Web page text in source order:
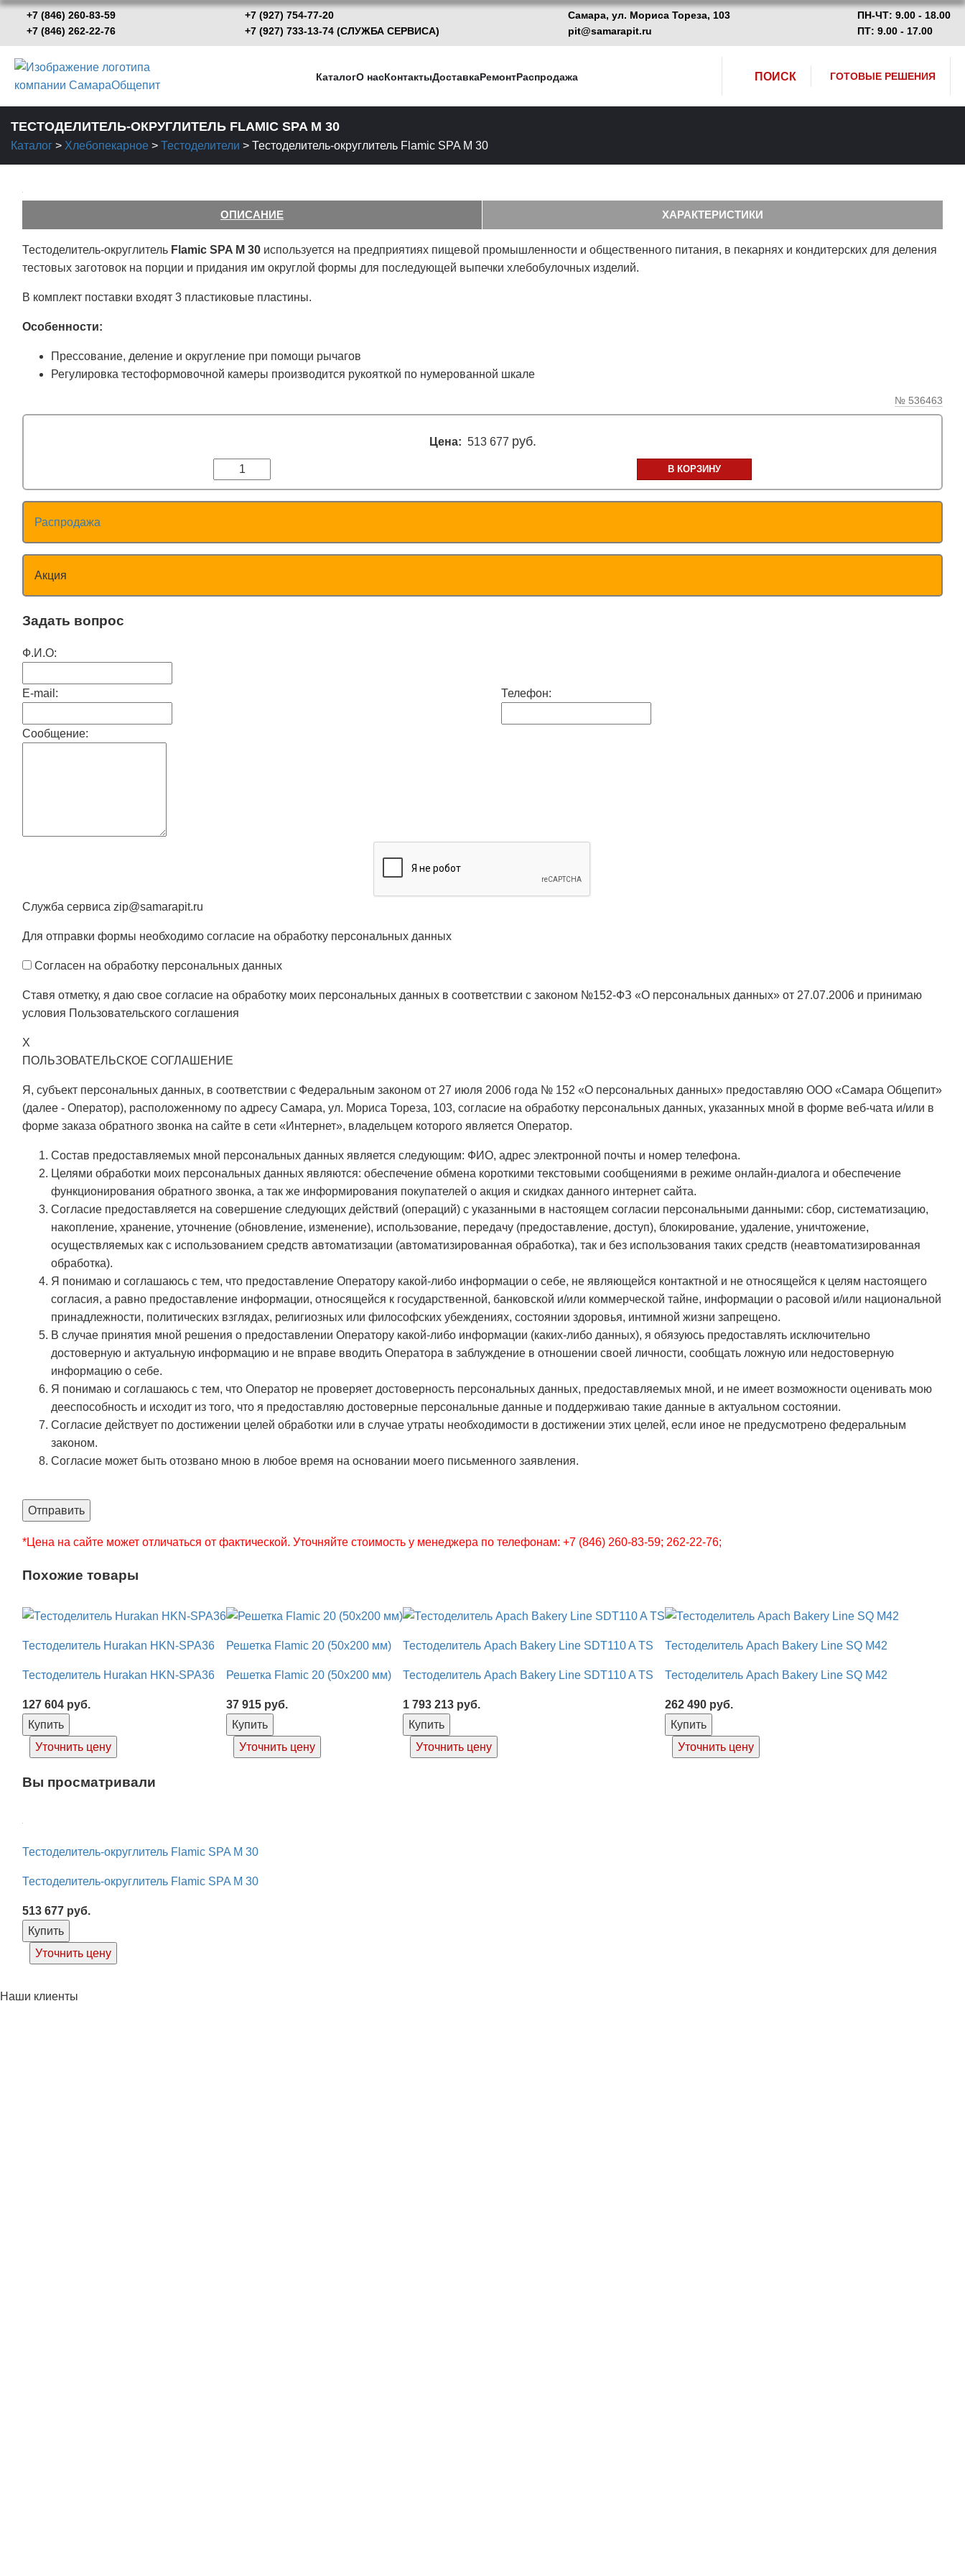
+7 (846) 260-83-59
+7 (846) 262-22-76
+7 (927) 754-77-20
+7 (927) 733-13-74 (CЛУЖБА СЕРВИСА)
Самара, ул. Мориса Тореза, 103
pit@samarapit.ru
ПН-ЧТ: 9.00 - 18.00
ПТ: 9.00 - 17.00
КаталогО насКонтактыДоставкаРемонтРаспродажа ПОИСК ГОТОВЫЕ РЕШЕНИЯ
ТЕСТОДЕЛИТЕЛЬ-ОКРУГЛИТЕЛЬ FLAMIC SPA M 30
Каталог > Хлебопекарное > Тестоделители > Тестоделитель-округлитель Flamic SPA M 30
ОПИСАНИЕ ХАРАКТЕРИСТИКИ
Тестоделитель-округлитель Flamic SPA M 30 используется на предприятиях пищевой промышленности и общественного питания, в пекарнях и кондитерских для деления
тестовых заготовок на порции и придания им округлой формы для последующей выпечки хлебобулочных изделий.
В комплект поставки входят 3 пластиковые пластины.
Особенности:
Прессование, деление и округление при помощи рычагов
Регулировка тестоформовочной камеры производится рукояткой по нумерованной шкале
№ 536463
Цена: 513 677 руб.
В КОРЗИНУ
Распродажа
Акция
Задать вопрос
Ф.И.О:
E-mail: Телефон:
Сообщение:
Служба сервиса zip@samarapit.ru
Для отправки формы необходимо согласие на обработку персональных данных
Согласен на обработку персональных данных
Ставя отметку, я даю свое согласие на обработку моих персональных данных в соответствии с законом №152-ФЗ «О персональных данных» от 27.07.2006 и принимаю
условия Пользовательского соглашения
X
ПОЛЬЗОВАТЕЛЬСКОЕ СОГЛАШЕНИЕ
Я, субъект персональных данных, в соответствии с Федеральным законом от 27 июля 2006 года № 152 «О персональных данных» предоставляю ООО «Самара Общепит»
(далее - Оператор), расположенному по адресу Самара, ул. Мориса Тореза, 103, согласие на обработку персональных данных, указанных мной в форме веб-чата и/или в
форме заказа обратного звонка на сайте в сети «Интернет», владельцем которого является Оператор.
Состав предоставляемых мной персональных данных является следующим: ФИО, адрес электронной почты и номер телефона.
Целями обработки моих персональных данных являются: обеспечение обмена короткими текстовыми сообщениями в режиме онлайн-диалога и обеспечение
функционирования обратного звонка, а так же информирования покупателей о акция и скидках данного интернет сайта.
Согласие предоставляется на совершение следующих действий (операций) с указанными в настоящем согласии персональными данными: сбор, систематизацию,
накопление, хранение, уточнение (обновление, изменение), использование, передачу (предоставление, доступ), блокирование, удаление, уничтожение,
осуществляемых как с использованием средств автоматизации (автоматизированная обработка), так и без использования таких средств (неавтоматизированная
обработка).
Я понимаю и соглашаюсь с тем, что предоставление Оператору какой-либо информации о себе, не являющейся контактной и не относящейся к целям настоящего
согласия, а равно предоставление информации, относящейся к государственной, банковской и/или коммерческой тайне, информации о расовой и/или национальной
принадлежности, политических взглядах, религиозных или философских убеждениях, состоянии здоровья, интимной жизни запрещено.
В случае принятия мной решения о предоставлении Оператору какой-либо информации (каких-либо данных), я обязуюсь предоставлять исключительно
достоверную и актуальную информацию и не вправе вводить Оператора в заблуждение в отношении своей личности, сообщать ложную или недостоверную
информацию о себе.
Я понимаю и соглашаюсь с тем, что Оператор не проверяет достоверность персональных данных, предоставляемых мной, и не имеет возможности оценивать мою
дееспособность и исходит из того, что я предоставляю достоверные персональные данные и поддерживаю такие данные в актуальном состоянии.
Согласие действует по достижении целей обработки или в случае утраты необходимости в достижении этих целей, если иное не предусмотрено федеральным
законом.
Согласие может быть отозвано мною в любое время на основании моего письменного заявления.
Отправить
*Цена на сайте может отличаться от фактической. Уточняйте стоимость у менеджера по телефонам: +7 (846) 260-83-59; 262-22-76;
Похожие товары
Тестоделитель Hurakan HKN-SPA36
Тестоделитель Hurakan HKN-SPA36
127 604 руб.
Купить
Уточнить цену
Решетка Flamic 20 (50х200 мм)
Решетка Flamic 20 (50х200 мм)
37 915 руб.
Купить
Уточнить цену
Тестоделитель Apach Bakery Line SDT110 A TS
Тестоделитель Apach Bakery Line SDT110 A TS
1 793 213 руб.
Купить
Уточнить цену
Тестоделитель Apach Bakery Line SQ M42
Тестоделитель Apach Bakery Line SQ M42
262 490 руб.
Купить
Уточнить цену
Вы просматривали
Тестоделитель-округлитель Flamic SPA M 30
Тестоделитель-округлитель Flamic SPA M 30
513 677 руб.
Купить
Уточнить цену
Наши клиенты